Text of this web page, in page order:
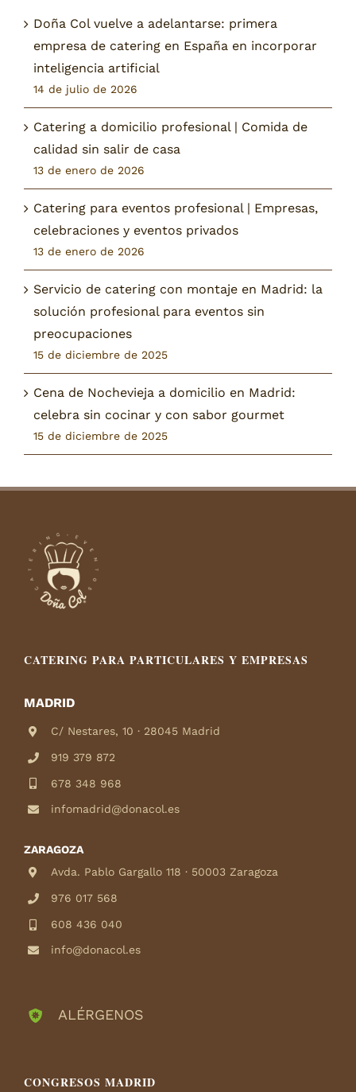
Doña Col vuelve a adelantarse: primera
empresa de catering en España en incorporar
inteligencia artificial
14 de julio de 2026
Catering a domicilio profesional | Comida de
calidad sin salir de casa
13 de enero de 2026
Catering para eventos profesional | Empresas,
celebraciones y eventos privados
13 de enero de 2026
Servicio de catering con montaje en Madrid: la
solución profesional para eventos sin
preocupaciones
15 de diciembre de 2025
Cena de Nochevieja a domicilio en Madrid:
celebra sin cocinar y con sabor gourmet
15 de diciembre de 2025
CATERING PARA PARTICULARES Y EMPRESAS
MADRID
C/ Nestares, 10 · 28045 Madrid
919 379 872
678 348 968
infomadrid@donacol.es
ZARAGOZA
Avda. Pablo Gargallo 118 · 50003 Zaragoza
976 017 568
608 436 040
info@donacol.es
ALÉRGENOS
CONGRESOS MADRID